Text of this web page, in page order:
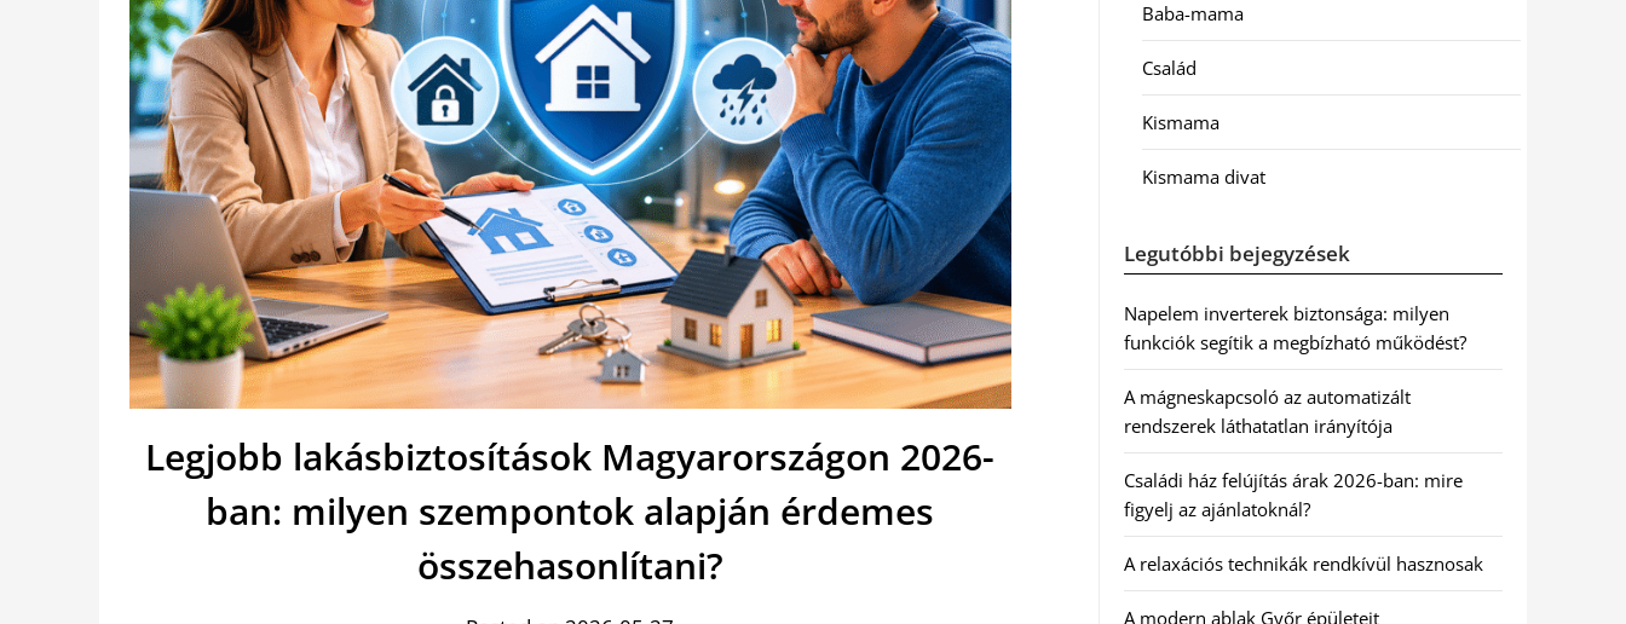
Legjobb lakásbiztosítások Magyarországon 2026-
ban: milyen szempontok alapján érdemes
összehasonlítani?
Baba-mama
Család
Kismama
Kismama divat
Legutóbbi bejegyzések
Napelem inverterek biztonsága: milyen
funkciók segítik a megbízható működést?
A mágneskapcsoló az automatizált
rendszerek láthatatlan irányítója
Családi ház felújítás árak 2026-ban: mire
figyelj az ajánlatoknál?
A relaxációs technikák rendkívül hasznosak
A modern ablak Győr épületeit